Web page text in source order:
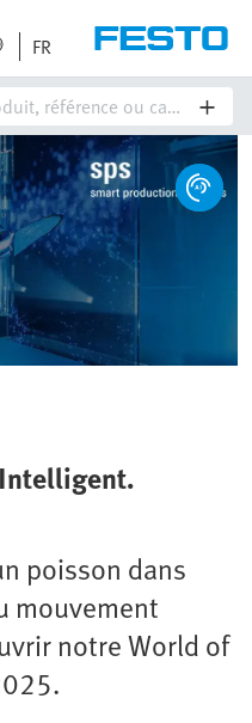
FR
poisson dans
mouvement
notre World of